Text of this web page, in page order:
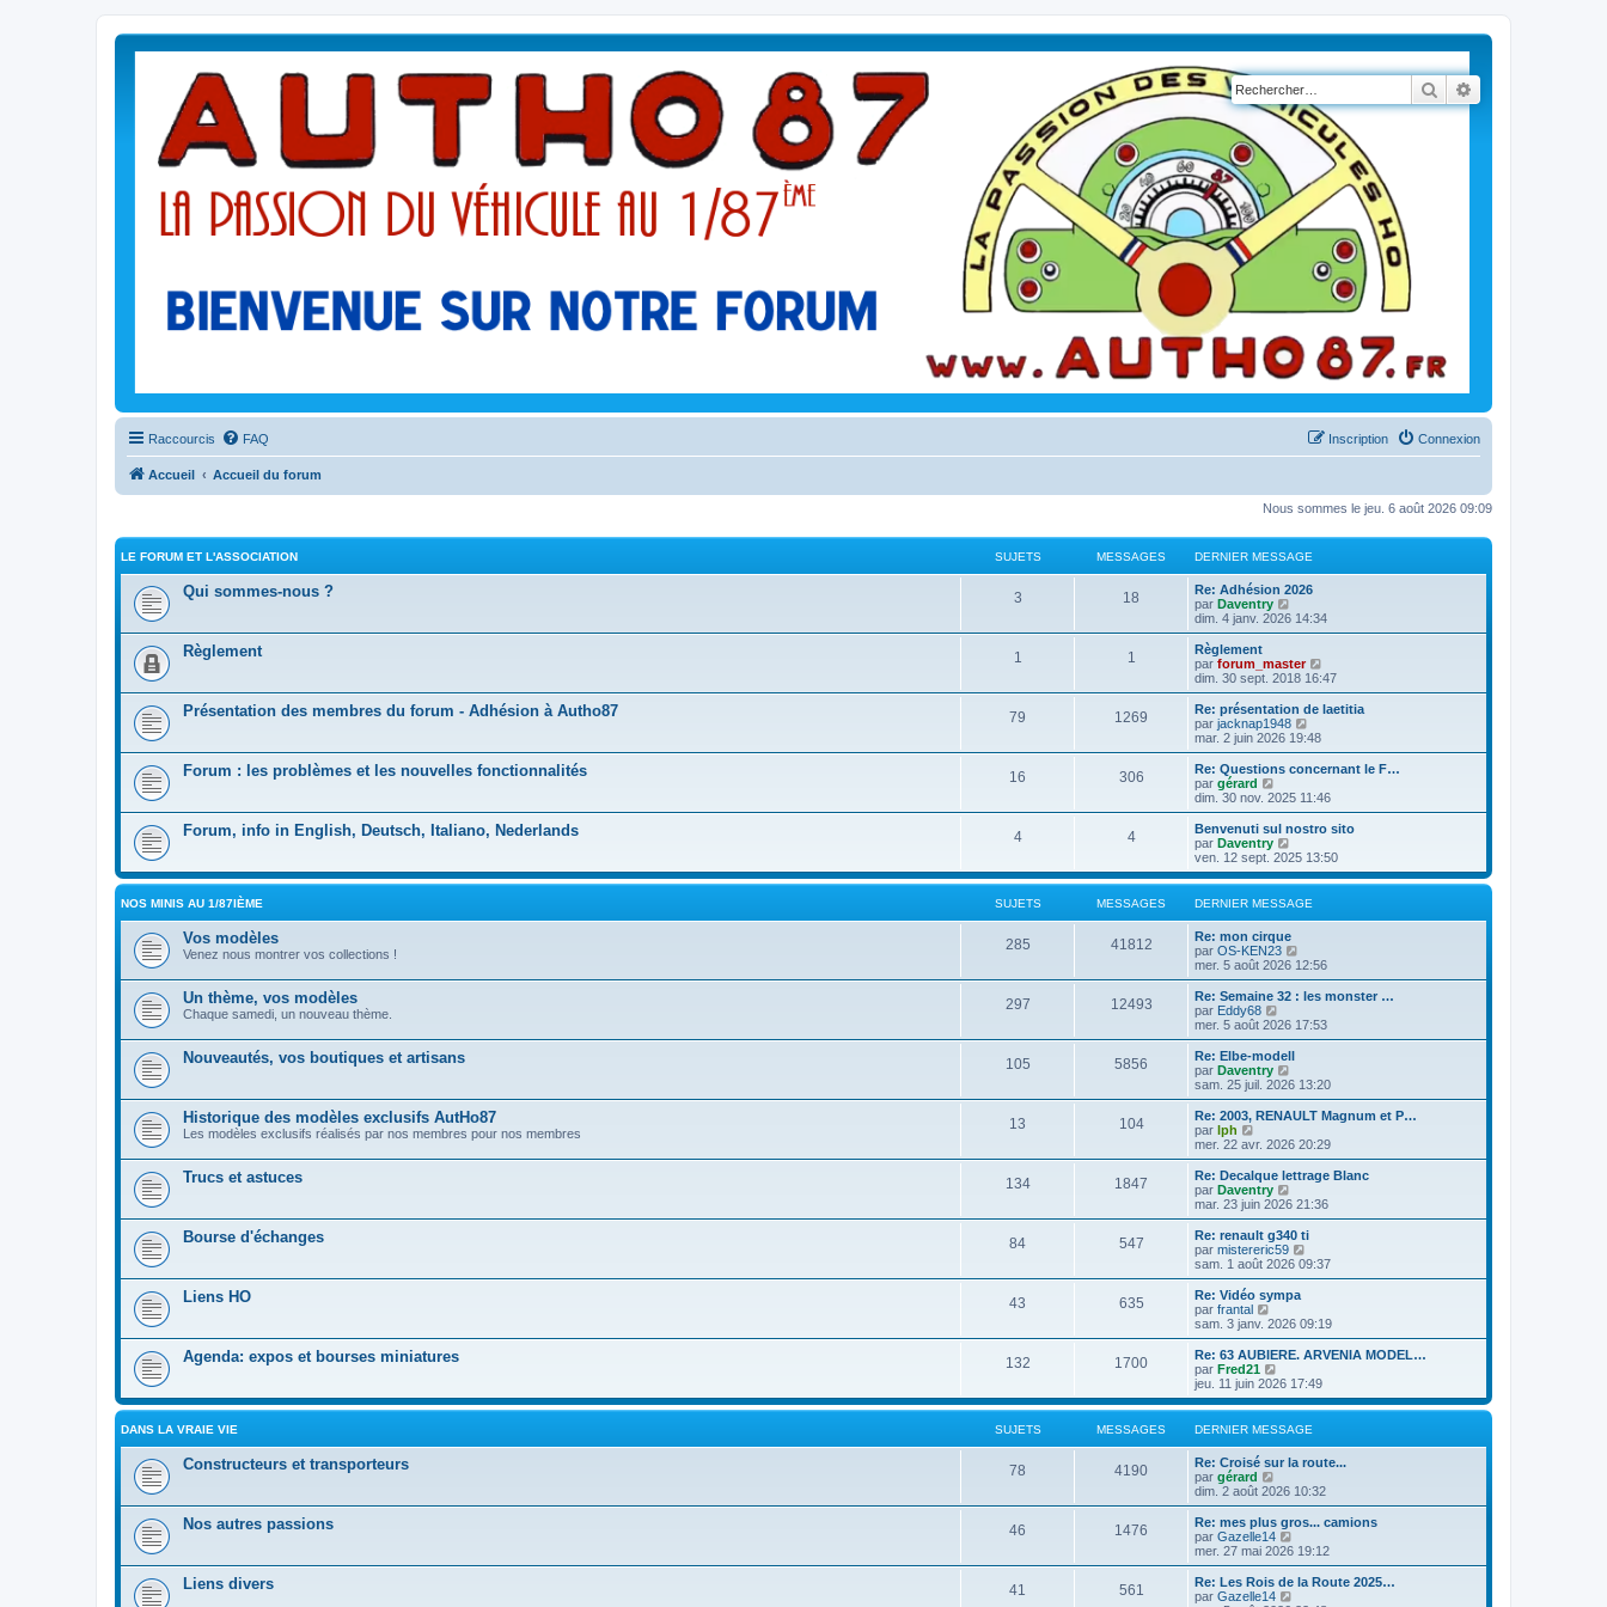
Rechercher
Raccourcis FAQ Connexion
Inscription
Accueil Accueil du forum
Nous sommes le jeu. 6 août 2026 09:09
LE FORUM ET L'ASSOCIATION SUJETS MESSAGES DERNIER MESSAGE
Qui sommes-nous ? 3 18
Re: Adhésion 2026
par Daventry
o
n
u
l
r
l
e
e
n
i
e
m
e
s
s
a
g
e
dim. 4 janv. 2026 14:34
Règlement 1 1
Règlement
par forum_master
o
n
s
r
l
e
e
n
i
m
s
a
g
dim. 30 sept. 2018 16:47
Présentation des membres du forum - Adhésion à Autho87 79 1269
Re: présentation de laetitia
par jacknap1948
o
n
s
l
e
r
l
e
d
r
n
r
m
e
s
a
mar. 2 juin 2026 19:48
Forum : les problèmes et les nouvelles fonctionnalités 16 306
Re: Questions concernant le F…
par gérard
o
n
s
u
l
e
r
l
e
d
e
r
n
i
e
r
m
e
s
s
a
g
dim. 30 nov. 2025 11:46
Forum, info in English, Deutsch, Italiano, Nederlands 4 4
Benvenuti sul nostro sito
par Daventry
o
n
s
u
e
r
l
e
d
r
n
r
m
e
s
a
g
ven. 12 sept. 2025 13:50
NOS MINIS AU 1/87IÈME SUJETS MESSAGES DERNIER MESSAGE
Vos modèles
Venez nous montrer vos collections !
285 41812
Re: mon cirque
par OS-KEN23
o
n
s
l
l
e
e
n
i
e
m
e
s
s
a
g
e
mer. 5 août 2026 12:56
Un thème, vos modèles
Chaque samedi, un nouveau thème.
297 12493
Re: Semaine 32 : les monster …
par Eddy68
o
n
s
u
l
e
r
l
e
e
r
n
i
e
r
m
e
s
a
g
e
mer. 5 août 2026 17:53
Nouveautés, vos boutiques et artisans 105 5856
Re: Elbe-modell
par Daventry
o
n
s
l
e
r
l
e
e
r
n
i
e
m
e
s
a
g
e
sam. 25 juil. 2026 13:20
Historique des modèles exclusifs AutHo87
Les modèles exclusifs réalisés par nos membres pour nos membres
13 104
Re: 2003, RENAULT Magnum et P…
par lph
o
n
s
u
l
e
r
l
e
e
r
n
i
e
r
m
e
s
s
a
g
e
mer. 22 avr. 2026 20:29
Trucs et astuces 134 1847
Re: Decalque lettrage Blanc
par Daventry
o
n
s
u
l
r
l
e
e
n
i
r
m
e
s
a
g
e
mar. 23 juin 2026 21:36
Bourse d'échanges 84 547
Re: renault g340 ti
par mistereric59
o
n
l
e
r
e
d
r
n
i
r
m
e
s
a
g
sam. 1 août 2026 09:37
Liens HO 43 635
Re: Vidéo sympa
par frantal
o
n
s
u
l
e
r
l
e
d
e
r
n
i
e
r
m
e
s
sam. 3 janv. 2026 09:19
Agenda: expos et bourses miniatures 132 1700
Re: 63 AUBIERE. ARVENIA MODEL…
par Fred21
o
n
s
u
e
l
e
d
e
r
n
i
e
jeu. 11 juin 2026 17:49
DANS LA VRAIE VIE SUJETS MESSAGES DERNIER MESSAGE
Constructeurs et transporteurs 78 4190
Re: Croisé sur la route...
par gérard
o
n
s
u
l
r
l
dim. 2 août 2026 10:32
Nos autres passions 46 1476
Re: mes plus gros... camions
par Gazelle14
o
n
s
mer. 27 mai 2026 19:12
Liens divers 41 561
Re: Les Rois de la Route 2025…
par Gazelle14